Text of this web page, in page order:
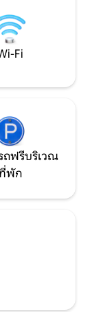
ธรรมชาติ"
Fi
ถฟรีบริเวณ
พัก